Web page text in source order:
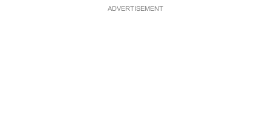
ADVERTISEMENT